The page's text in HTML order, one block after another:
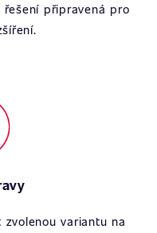
připravená pro
variantu na